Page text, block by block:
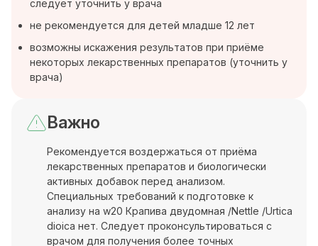
следует уточнить у врача
не рекомендуется для детей младше 12 лет
возможны искажения результатов при приёме
некоторых лекарственных препаратов (уточнить у
врача)
Важно
Рекомендуется воздержаться от приёма
лекарственных препаратов и биологически
активных добавок перед анализом.
Специальных требований к подготовке к
анализу на w20 Крапива двудомная /Nettle /Urtica
dioica нет. Следует проконсультироваться с
врачом для получения более точных